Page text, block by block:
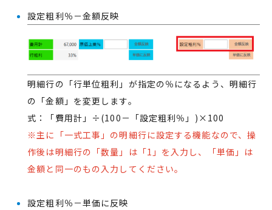
設定粗利％－金額反映
明細行の「行単位粗利」が指定の％になるよう、明細行
の「金額」を変更します。
式：「費用計」÷(100－「設定粗利％」)×100
※主に「一式工事」の明細行に設定する機能なので、操
作後は明細行の「数量」は「1」を入力し、「単価」は
金額と同一のもの入力してください。
設定粗利％－単価に反映